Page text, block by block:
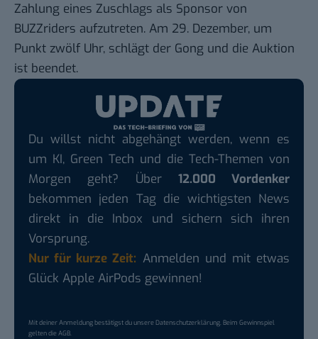
Zahlung eines Zuschlags als Sponsor von
BUZZriders aufzutreten. Am 29. Dezember, um
Punkt zwölf Uhr, schlägt der Gong und die Auktion
ist beendet.
Du willst nicht abgehängt werden, wenn es
um KI, Green Tech und die Tech-Themen von
Morgen geht? Über 12.000 Vordenker
bekommen jeden Tag die wichtigsten News
direkt in die Inbox und sichern sich ihren
Vorsprung.
Nur für kurze Zeit: Anmelden und mit etwas
Glück Apple AirPods gewinnen!
Mit deiner Anmeldung bestätigst du unsereDatenschutzerklärung. Beim Gewinnspiel
gelten dieAGB.